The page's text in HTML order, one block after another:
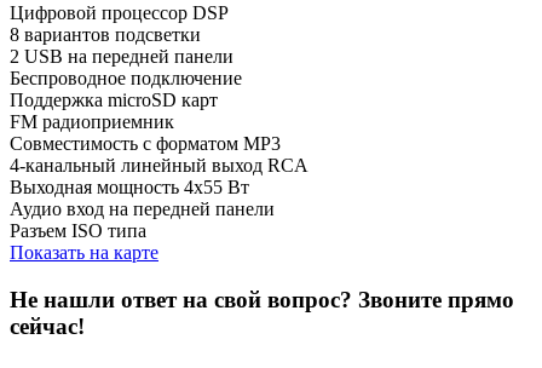
Цифровой процессор DSP
8 вариантов подсветки
2 USB на передней панели
Беспроводное подключение
Поддержка microSD карт
FM радиоприемник
Совместимость с форматом MP3
4-канальный линейный выход RCA
Выходная мощность 4х55 Вт
Аудио вход на передней панели
Разъем ISO типа
Показать на карте
Не нашли ответ на свой вопрос? Звоните прямо
сейчас!